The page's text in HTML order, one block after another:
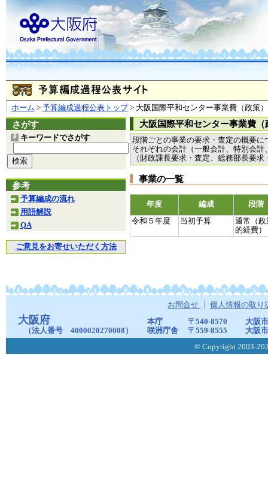
ホーム > 予算編成過程公表トップ> 大阪国際平和センター事業費（政策
さがす
キーワードでさがす
参考
予算編成の流れ
用語解説
QA
ご意見をお寄せいただく方法
大阪国際平和センター事業費
段階ごとの事業の要求・査定の概要に
それぞれの会計（一般会計、特別会
（財政課長要求・査定、総務部長要
事業の一覧
年度 編成
段階
令和５年度
当初予算
通常（政
的経費）
お問合せ 個人情報の取り
大阪府
（法人番号 4000020270008）
本庁 〒540-8570
大阪
咲洲庁舎
〒559-8555
大阪
© Copyright 2003-